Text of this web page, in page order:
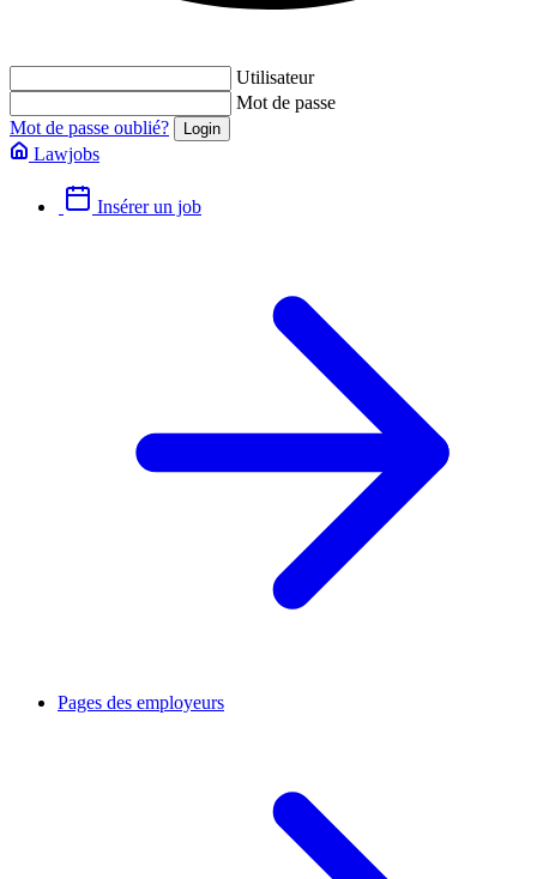
Utilisateur
Mot de passe
Mot de passe oublié?
Lawjobs
Insérer un job
Pages des employeurs